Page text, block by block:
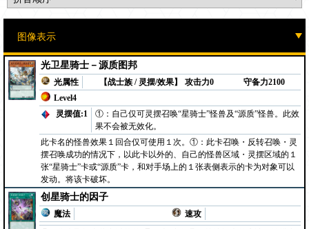
光卫星骑士－源质图邦
光属性
【战士族 / 灵摆/效果】
Level4
攻击力0 守备力2100
灵摆值:1
①：自己仅可灵摆召唤“星骑士”怪兽及“源质”怪兽。此效
果不会被无效化。
此卡名的怪兽效果１回合仅可使用１次。①：此卡召唤・反转召唤・灵
摆召唤成功的情况下，以此卡以外的、自己的怪兽区域・灵摆区域的１
张“星骑士”卡或“源质”卡，和对手场上的１张表侧表示的卡为对象可以
发动。将该卡破坏。
创星骑士的因子
魔法
速攻